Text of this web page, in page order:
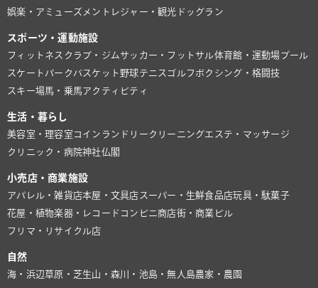
娯楽・アミューズメント レジャー・観光 ドッグラン
スポーツ・運動施設
フィットネスクラブ・ジム サッカー・フットサル体育館・運動場プール
スケートパーク バスケット 野球テニス ゴルフ ボクシング・格闘技
スキー場馬・乗馬アクティビティ
生活・暮らし
美容室・理容室 コインランドリー クリーニングエステ・マッサージ
クリニック・病院神社仏閣
小売店・商業施設
アパレル・雑貨店本屋・文具店 スーパー・生鮮食品店玩具・駄菓子
花屋・植物楽器・レコード コンビニ商店街・商業ビル
フリマ・リサイクル店
自然
海・浜辺 草原・芝生山・森川・池島・無人島農家・農園